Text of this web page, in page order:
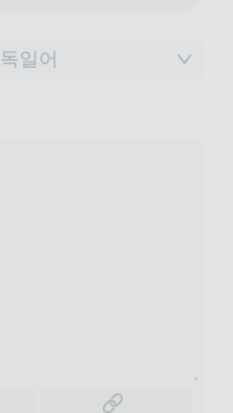
독일어